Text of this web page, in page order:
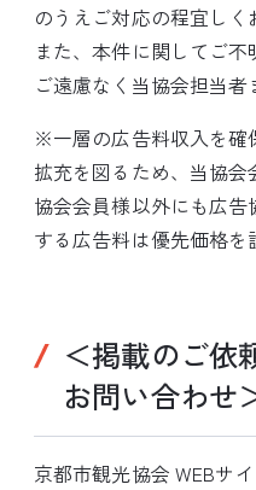
のうえご対応の程宜しく
また、本件に関してご不
ご遠慮なく当協会担当者
※一層の広告料収入を確
拡充を図るため、当協
協会会員様以外にも広
する広告料は優先価格を
＜掲載のご依
お問い合わせ
京都市観光協会 WEBサ